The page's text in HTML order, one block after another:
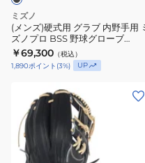
内
野
手
用
プ
BSS
ミズノ
(メンズ)硬式用 グラブ 内野手用
ズノプロ BSS 野球グローブ
24AW 1AJGH91713 09 お一人様
一点まで
￥69,300 （税込）
1,890ポイント (3%) UP
ズ)